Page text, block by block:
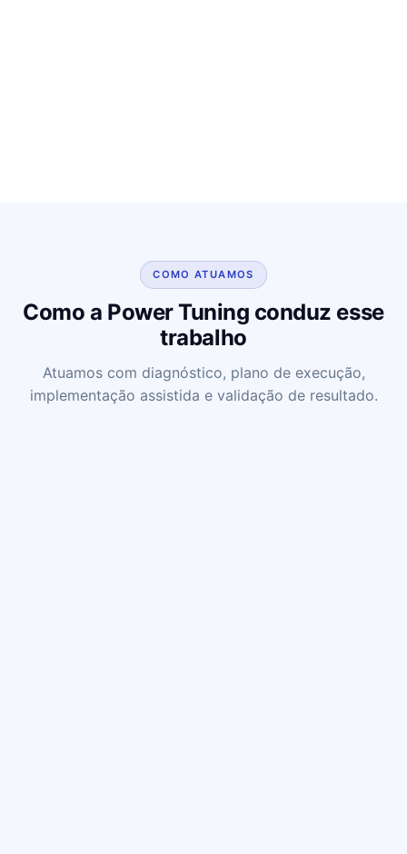
COMO ATUAMOS
Como a Power Tuning conduz esse
trabalho
Atuamos com diagnóstico, plano de execução,
implementação assistida e validação de resultado.